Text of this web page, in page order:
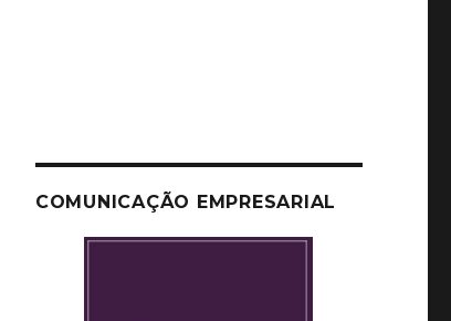
COMUNICAÇÃO EMPRESARIAL